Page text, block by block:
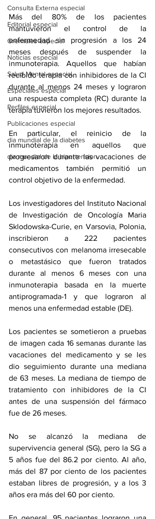
Consulta Externa especial
Editorial especial
Gremiales especial
Noticias especial
Salud Mental especial
Especiales especial
Perfiles especial
Publicaciones especial
dia mundial de la diabetes
dia mundial de la hipertension
Más del 80% de los pacientes
mantuvieron el control de la
enfermedad sin progresión a los 24
meses después de suspender la
inmunoterapia. Aquellos que habían
recibido terapia con inhibidores de la CI
durante al menos 24 meses y lograron
una respuesta completa (RC) durante la
terapia tuvieron los mejores resultados.
En particular, el reinicio de la
inmunoterapia en aquellos que
progresaron durante las vacaciones de
medicamentos también permitió un
control objetivo de la enfermedad.
Los investigadores del Instituto Nacional
de Investigación de Oncología Maria
Sklodowska-Curie, en Varsovia, Polonia,
inscribieron a 222 pacientes
consecutivos con melanoma irresecable
o metastásico que fueron tratados
durante al menos 6 meses con una
inmunoterapia basada en la muerte
antiprogramada-1 y que lograron al
menos una enfermedad estable (DE).
Los pacientes se sometieron a pruebas
de imagen cada 16 semanas durante las
vacaciones del medicamento y se les
dio seguimiento durante una mediana
de 63 meses. La mediana de tiempo de
tratamiento con inhibidores de la CI
antes de una suspensión del fármaco
fue de 26 meses.
No se alcanzó la mediana de
supervivencia general (SG), pero la SG a
5 años fue del 86.2 por ciento. Al año,
más del 87 por ciento de los pacientes
estaban libres de progresión, y a los 3
años era más del 60 por ciento.